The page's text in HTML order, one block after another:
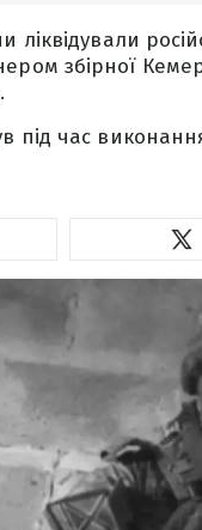
ліквідували
збірної
під час